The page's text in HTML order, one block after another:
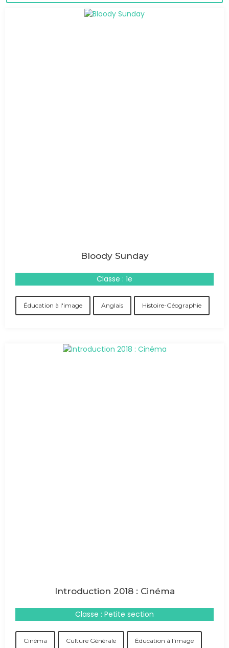
Bloody Sunday
Classe : 1e
Éducation à l'image Anglais Histoire-Géographie
Introduction 2018 : Cinéma
Classe : Petite section
Cinéma Culture Générale Éducation à l'image